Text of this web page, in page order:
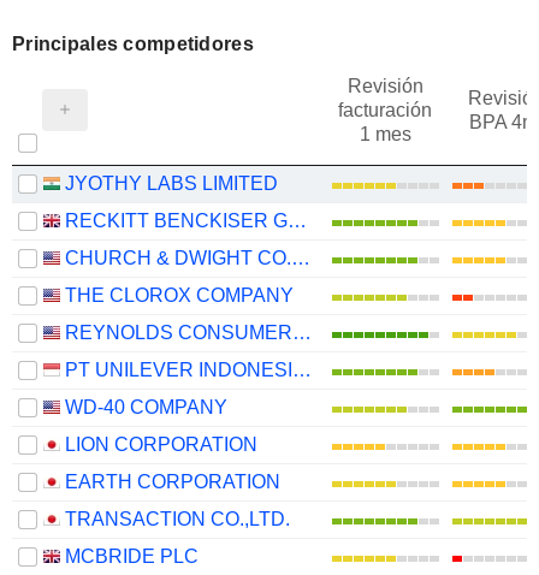
Principales competidores
Revisión
facturación
1 mes
BPA
JYOTHY LABS LIMITED
RECKITT BENCKISER GROUP PLC
CHURCH & DWIGHT CO., INC.
THE CLOROX COMPANY
REYNOLDS CONSUMER PRODUCTS INC.
PT UNILEVER INDONESIA TBK
WD-40 COMPANY
LION CORPORATION
EARTH CORPORATION
TRANSACTION CO.,LTD.
MCBRIDE PLC